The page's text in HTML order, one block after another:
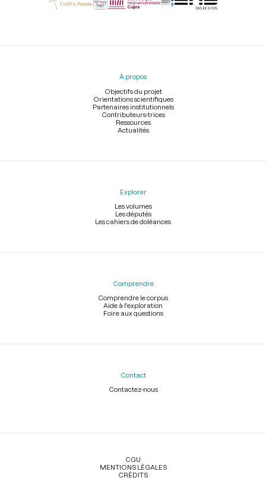
Menu
À propos
Objectifs du projet
Orientations scientifiques
Partenaires institutionnels
Contributeurs-trices
Ressources
Actualités
Explorer
Les volumes
Les députés
Les cahiers de doléances
Comprendre
Comprendre le corpus
Aide à l'exploration
Foire aux questions
Contact
Contactez-nous
Légal
CGU
MENTIONS LÉGALES
CRÉDITS